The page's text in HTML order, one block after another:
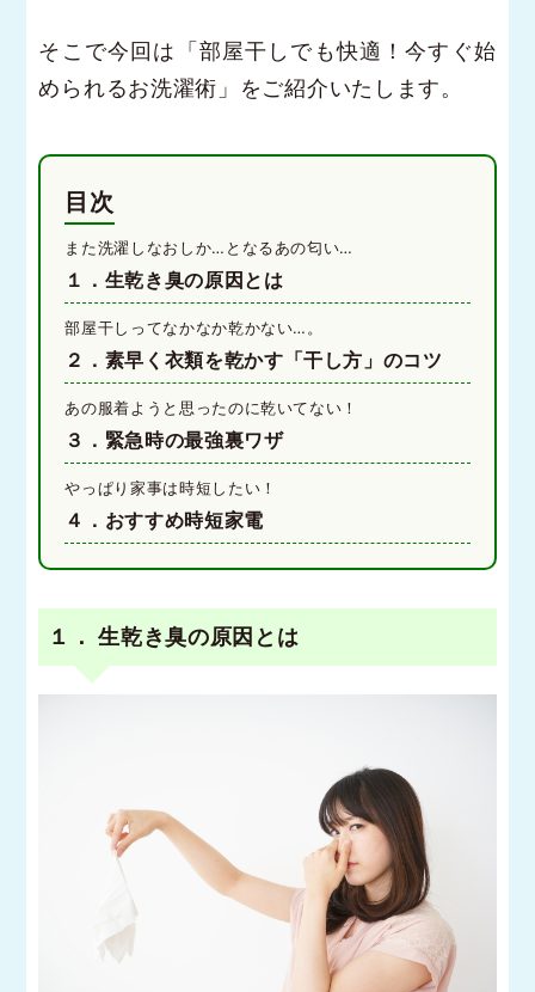
そこで今回は「部屋干しでも快適！今すぐ始
められるお洗濯術」をご紹介いたします。
目次
また洗濯しなおしか…となるあの匂い…
１．生乾き臭の原因とは
部屋干しってなかなか乾かない…。
２．素早く衣類を乾かす「干し方」のコツ
あの服着ようと思ったのに乾いてない！
３．緊急時の最強裏ワザ
やっぱり家事は時短したい！
４．おすすめ時短家電
１． 生乾き臭の原因とは